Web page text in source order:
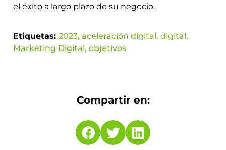
el éxito a largo plazo de su negocio.
Etiquetas: 2023, aceleración digital, digital,
Marketing Digital, objetivos
Compartir en: